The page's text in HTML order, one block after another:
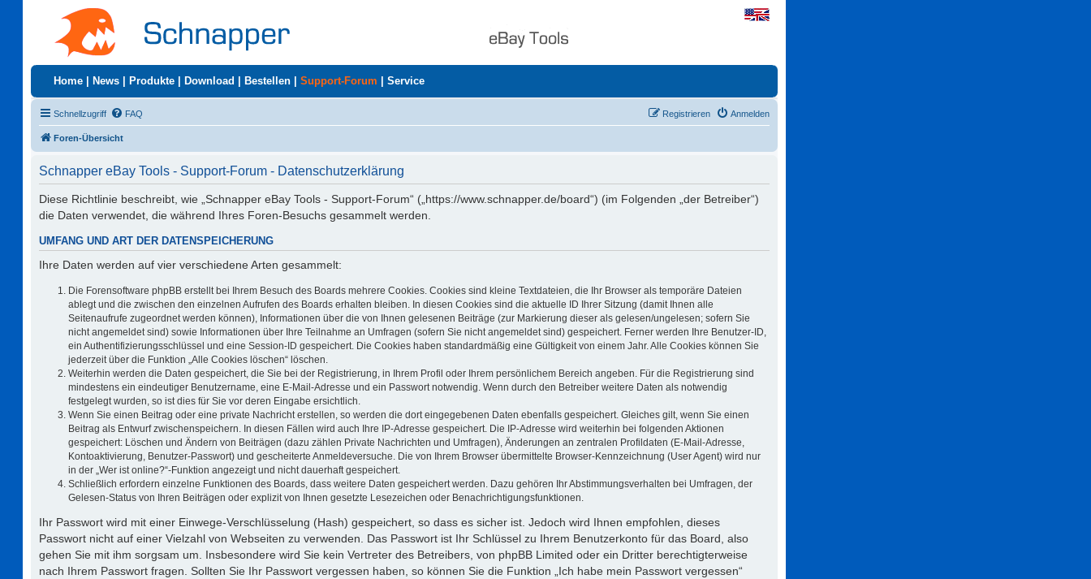
Home News Produkte Download Bestellen Support-Forum Service
Schnellzugriff FAQ Anmelden
Registrieren
Foren-Übersicht
Schnapper eBay Tools - Support-Forum - Datenschutzerklärung
Diese Richtlinie beschreibt, wie „Schnapper eBay Tools - Support-Forum“ („https://www.schnapper.de/board“) (im Folgenden „der Betreiber“)
die Daten verwendet, die während Ihres Foren-Besuchs gesammelt werden.
UMFANG UND ART DER DATENSPEICHERUNG
Ihre Daten werden auf vier verschiedene Arten gesammelt:
Die Forensoftware phpBB erstellt bei Ihrem Besuch des Boards mehrere Cookies. Cookies sind kleine Textdateien, die Ihr Browser als temporäre Dateien
ablegt und die zwischen den einzelnen Aufrufen des Boards erhalten bleiben. In diesen Cookies sind die aktuelle ID Ihrer Sitzung (damit Ihnen alle
Seitenaufrufe zugeordnet werden können), Informationen über die von Ihnen gelesenen Beiträge (zur Markierung dieser als gelesen/ungelesen; sofern Sie
nicht angemeldet sind) sowie Informationen über Ihre Teilnahme an Umfragen (sofern Sie nicht angemeldet sind) gespeichert. Ferner werden Ihre Benutzer-ID,
ein Authentifizierungsschlüssel und eine Session-ID gespeichert. Die Cookies haben standardmäßig eine Gültigkeit von einem Jahr. Alle Cookies können Sie
jederzeit über die Funktion „Alle Cookies löschen“ löschen.
Weiterhin werden die Daten gespeichert, die Sie bei der Registrierung, in Ihrem Profil oder Ihrem persönlichem Bereich angeben. Für die Registrierung sind
mindestens ein eindeutiger Benutzername, eine E-Mail-Adresse und ein Passwort notwendig. Wenn durch den Betreiber weitere Daten als notwendig
festgelegt wurden, so ist dies für Sie vor deren Eingabe ersichtlich.
Wenn Sie einen Beitrag oder eine private Nachricht erstellen, so werden die dort eingegebenen Daten ebenfalls gespeichert. Gleiches gilt, wenn Sie einen
Beitrag als Entwurf zwischenspeichern. In diesen Fällen wird auch Ihre IP-Adresse gespeichert. Die IP-Adresse wird weiterhin bei folgenden Aktionen
gespeichert: Löschen und Ändern von Beiträgen (dazu zählen Private Nachrichten und Umfragen), Änderungen an zentralen Profildaten (E-Mail-Adresse,
Kontoaktivierung, Benutzer-Passwort) und gescheiterte Anmeldeversuche. Die von Ihrem Browser übermittelte Browser-Kennzeichnung (User Agent) wird nur
in der „Wer ist online?“-Funktion angezeigt und nicht dauerhaft gespeichert.
Schließlich erfordern einzelne Funktionen des Boards, dass weitere Daten gespeichert werden. Dazu gehören Ihr Abstimmungsverhalten bei Umfragen, der
Gelesen-Status von Ihren Beiträgen oder explizit von Ihnen gesetzte Lesezeichen oder Benachrichtigungsfunktionen.
Ihr Passwort wird mit einer Einwege-Verschlüsselung (Hash) gespeichert, so dass es sicher ist. Jedoch wird Ihnen empfohlen, dieses
Passwort nicht auf einer Vielzahl von Webseiten zu verwenden. Das Passwort ist Ihr Schlüssel zu Ihrem Benutzerkonto für das Board, also
gehen Sie mit ihm sorgsam um. Insbesondere wird Sie kein Vertreter des Betreibers, von phpBB Limited oder ein Dritter berechtigterweise
nach Ihrem Passwort fragen. Sollten Sie Ihr Passwort vergessen haben, so können Sie die Funktion „Ich habe mein Passwort vergessen“